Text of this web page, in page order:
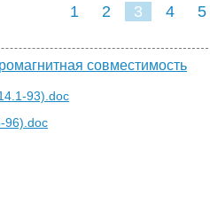
1 2 3 4 5
совместимость
93).doc
96).doc